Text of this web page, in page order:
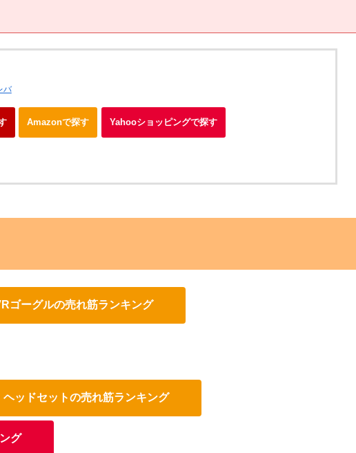
バ
Amazonで探す Yahooショッピングで探す
ゴーグルの売れ筋ランキング
ッドセットの売れ筋ランキング
グ